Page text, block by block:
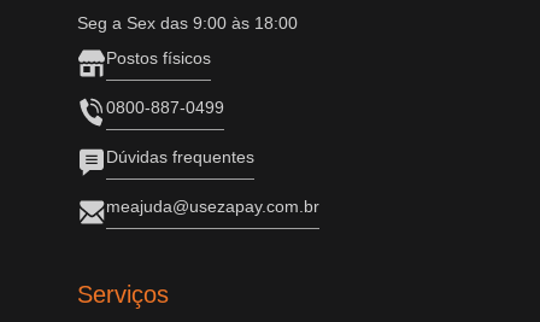
Seg a Sex das 9:00 às 18:00
Postos físicos
0800-887-0499
Dúvidas frequentes
meajuda@usezapay.com.br
Serviços